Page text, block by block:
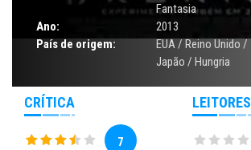
Fantasia
Ano:
2013
País de origem:
EUA / Reino Unido /
Japão / Hungria
CRÍTICA
7
LEITORES